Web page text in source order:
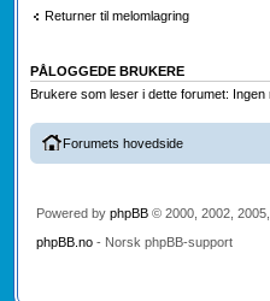
Returner til melomlagring
PÅLOGGEDE BRUKERE
Brukere som leser i dette forumet:
Forumets hovedside
Powered by phpBB© 2000, 2002,
phpBB.no- Norsk phpBB-support